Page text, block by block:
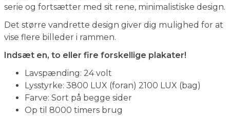
serie og fortsætter med sit rene, minimalistiske design.
Det større vandrette design giver dig mulighed for at
vise flere billeder i rammen.
Indsæt en, to eller fire forskellige plakater!
Lavspænding: 24 volt
Lysstyrke: 3800 LUX (foran) 2100 LUX (bag)
Farve: Sort på begge sider
Op til 8000 timers brug